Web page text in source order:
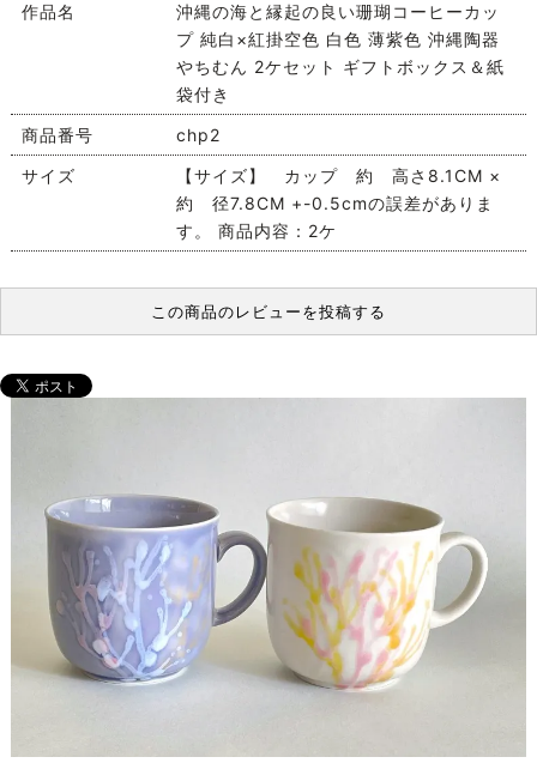
作品名
沖縄の海と縁起の良い珊瑚コーヒーカッ
プ 純白×紅掛空色 白色 薄紫色 沖縄陶器
やちむん 2ケセット ギフトボックス＆紙
袋付き
商品番号
chp2
サイズ
【サイズ】 カップ 約 高さ8.1CM ×
約 径7.8CM +-0.5cmの誤差がありま
す。 商品内容：2ケ
この商品のレビューを投稿する